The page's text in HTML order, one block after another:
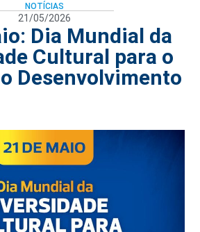
NOTÍCIAS
21/05/2026
Dia Mundial da
Cultural para o
Desenvolvimento